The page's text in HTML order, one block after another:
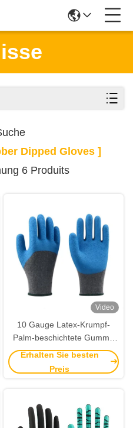
Dipped Gloves ]
6 Produits
Video
10 Gauge Latex-Krumpf-
Palm-beschichtete Gummi-
Dippen-Handschuhe EN388
Gartenbau
Erhalten Sie besten
Preis